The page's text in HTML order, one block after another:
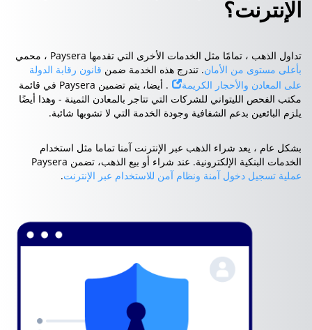
الإنترنت؟
تداول الذهب ، تمامًا مثل الخدمات الأخرى التي تقدمها Paysera ، محمي
بأعلى مستوى من الأمان. تندرج هذه الخدمة ضمن قانون رقابة الدولة
على المعادن والأحجار الكريمة
. أيضا، يتم تضمين Paysera في قائمة
مكتب الفحص الليتواني للشركات التي تتاجر بالمعادن الثمينة - وهذا أيضًا
يلزم البائعين بدعم الشفافية وجودة الخدمة التي لا تشوبها شائبة.
بشكل عام ، يعد شراء الذهب عبر الإنترنت آمنا تماما مثل استخدام
الخدمات البنكية الإلكترونية. عند شراء أو بيع الذهب، تضمن Paysera
عملية تسجيل دخول آمنة ونظام آمن للاستخدام عبر الإنترنت.